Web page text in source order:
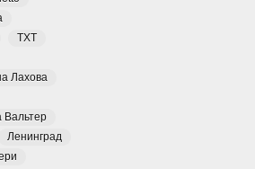
TXT
Лахова
Вальтер
Ленинград